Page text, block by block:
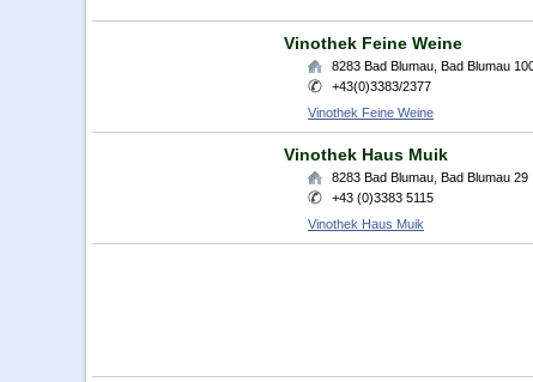
Vinothek Feine Weine
8283 Bad Blumau Bad Blumau
+43(0)3383/2377
Vinothek Feine Weine
Vinothek Haus Muik
8283 Bad Blumau Bad Blumau 29
+43 (0)3383 5115
Vinothek Haus Muik